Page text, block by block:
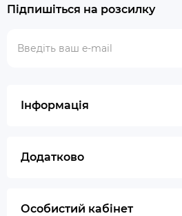
Підпишіться на розсилку
Інформація
Додатково
Особистий кабінет